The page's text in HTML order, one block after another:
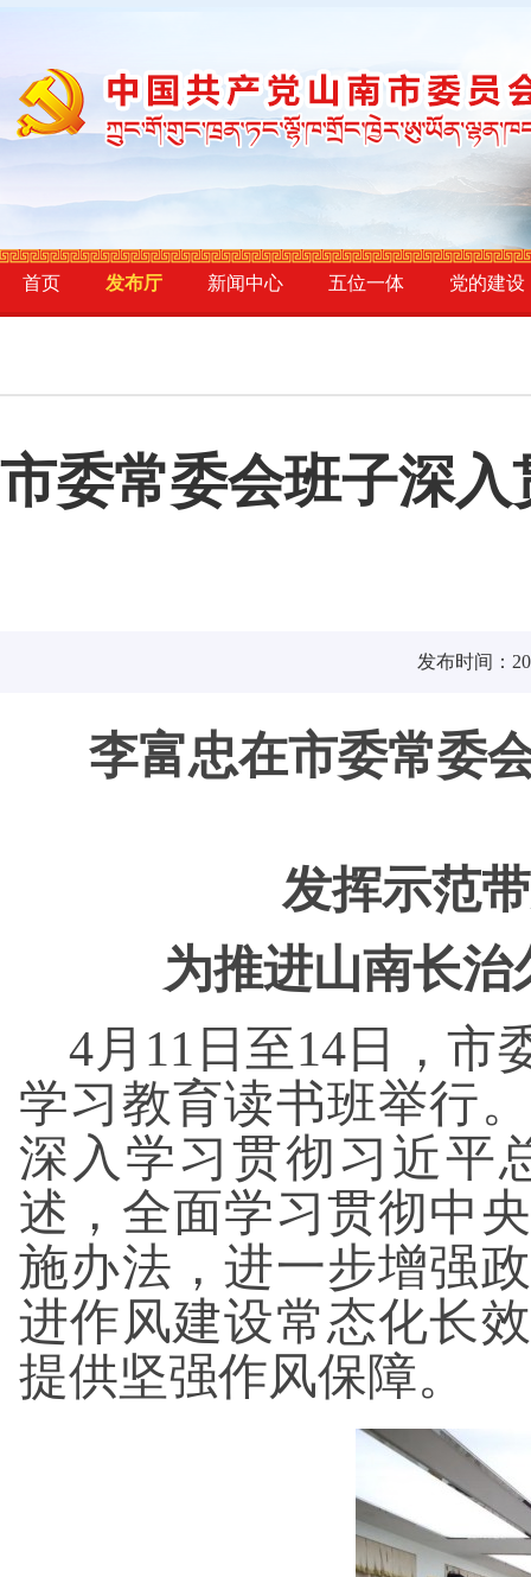
首页 发布厅 新闻中心 五位一体 党的建设
市委常委会班子深
发布时间：
李富忠在市委常委
发挥示范
为推进山南长
4月11日至14日，市
学习教育读书班举行
深入学习贯彻习近平
述，全面学习贯彻中
施办法，进一步增强
进作风建设常态化长
提供坚强作风保障。